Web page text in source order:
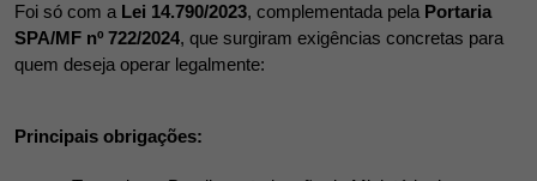
Foi só com a Lei 14.790/2023, complementada pela Portaria
SPA/MF nº 722/2024, que surgiram exigências concretas para
quem deseja operar legalmente:
Principais obrigações: